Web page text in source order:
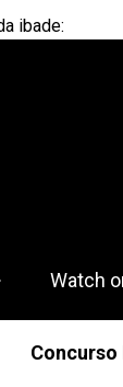
ibade:
Concurso